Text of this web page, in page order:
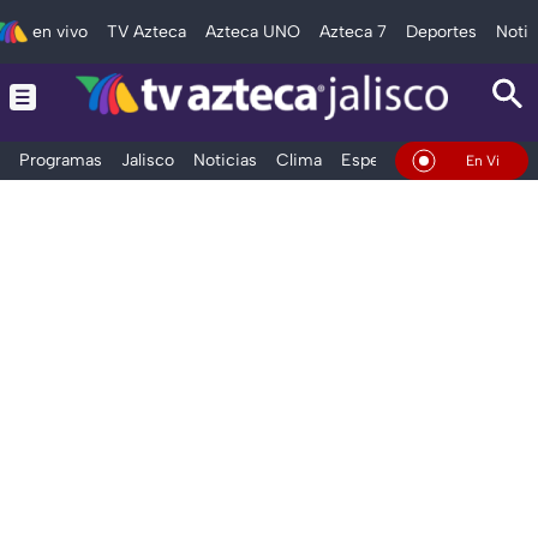
en vivo TV Azteca Azteca UNO Azteca 7 Deportes
Programas Jalisco Noticias Clima Espectáculos Deportes
En Vivo